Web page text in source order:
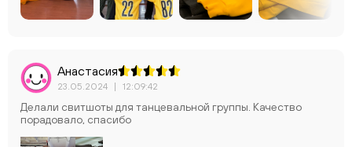
Анастасия
23.05.2024 | 12:09:42
Делали свитшоты для танцевальной группы. Качество
порадовало, спасибо